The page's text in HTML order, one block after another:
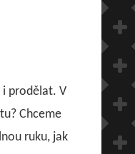
i prodělat. V
Chceme
ruku, jak